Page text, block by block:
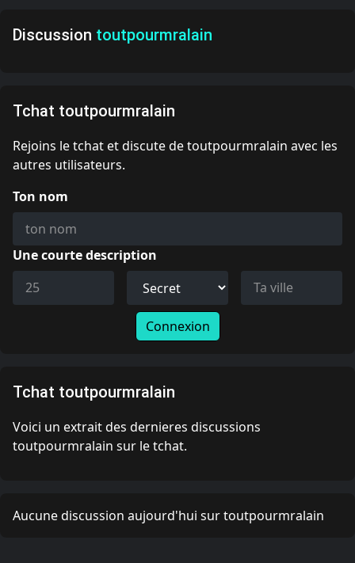
Discussion toutpourmralain
Tchat toutpourmralain
Rejoins le tchat et discute de toutpourmralain avec les
autres utilisateurs.
Ton nom
Une courte description
Connexion
Tchat toutpourmralain
Voici un extrait des dernieres discussions
toutpourmralain sur le tchat.
Aucune discussion aujourd'hui sur toutpourmralain